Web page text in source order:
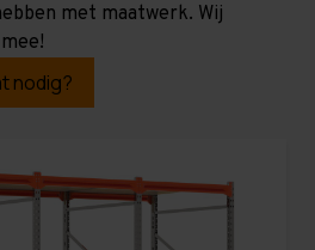
met maatwerk. Wij
nodig?